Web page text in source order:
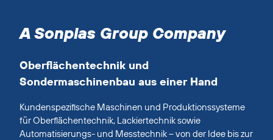
A Sonplas Group Company
Oberflächentechnik und
Sondermaschinenbau aus einer Hand
Kundenspezifische Maschinen und Produktionssysteme
für Oberflächentechnik, Lackiertechnik sowie
Automatisierungs- und Messtechnik – von der Idee bis zur